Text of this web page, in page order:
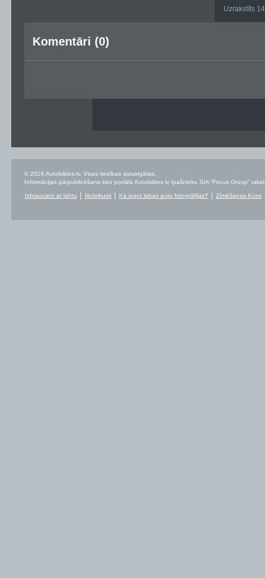
Uzrakstīts
Komentāri (0)
© 2026 Autobildes.lv. Visas tiesības aizsargātas.
Informācijas pārpublicēšana bez portāla Autobildes.lv īpašnieku SIA “Focus Group”
Izbraucieni ar jahtu Noteikumi Kā iegūt labas auto fotogrāfijas? Zīmēšanas Kursi